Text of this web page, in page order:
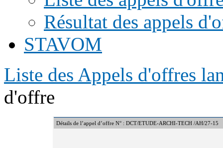
Résultat des appels
STAVOM
Liste des Appels d'offres
d'offre
Détails de l’appel d’offre N° : DCT/ETUDE-ARCHI-TECH /AH/27-15